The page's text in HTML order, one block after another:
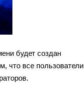
будет создан
что все пользователи